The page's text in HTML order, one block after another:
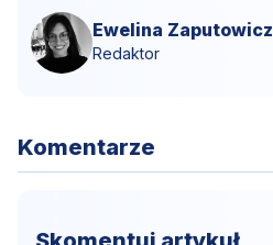
Ewelina Zaputowicz
Redaktor
Komentarze